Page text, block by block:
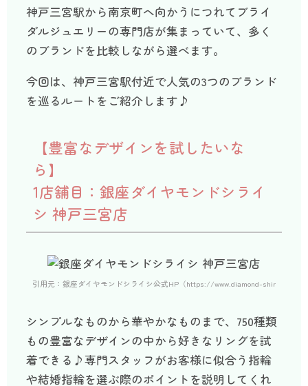
神戸三宮駅から南京町へ向かうにつれてブライ
ダルジュエリーの専門店が集まっていて、多く
のブランドを比較しながら選べます。
今回は、神戸三宮駅付近で人気の3つのブランド
を巡るルートをご紹介します♪
【豊富なデザインを試したいな
ら】
1店舗目：銀座ダイヤモンドシライ
シ 神戸三宮店
引用元：銀座ダイヤモンドシライシ公式HP（https://www.diamond-shiraishi.jp/
シンプルなものから華やかなものまで、750種類
もの豊富なデザインの中から好きなリングを試
着できる♪専門スタッフがお客様に似合う指輪
や結婚指輪を選ぶ際のポイントを説明してくれ